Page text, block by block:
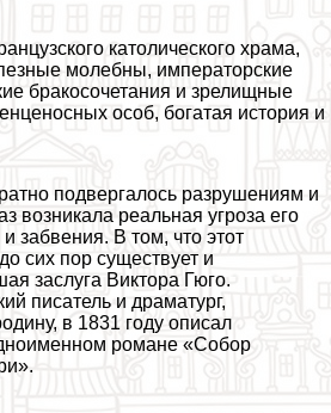
католического храма,
молебны, императорские
бpaкосочетания и зрелищные
особ, богатая история и
подвергалось разрушениям и
возникала реальная угроза его
забвения. В том, что этот
сих пор существует и
заслуга Виктора Гюго.
писатель и драматург,
в 1831 году описал
романе «Собор